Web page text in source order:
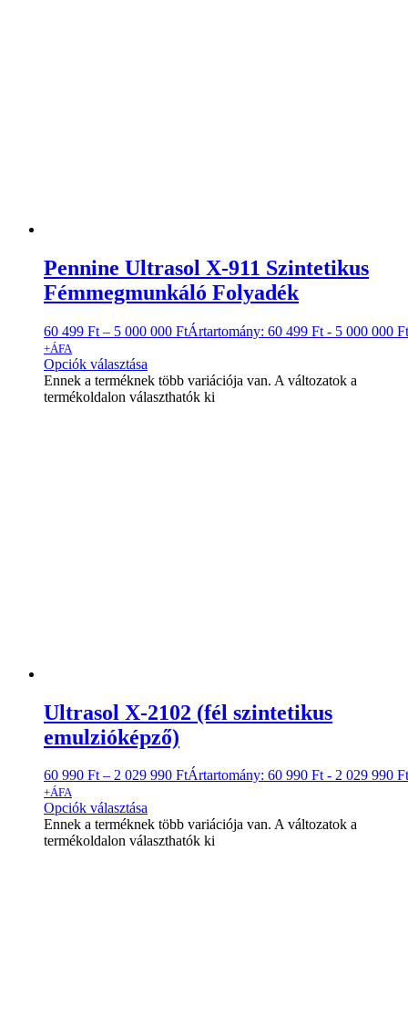
Pennine Ultrasol X-911 Szintetikus
Fémmegmunkáló Folyadék
60 499 Ft – 5 000 000 FtÁrtartomány: 60 499 Ft - 5 000 000 Ft
+ÁFA
Opciók választása
Ennek a terméknek több variációja van. A változatok a
termékoldalon választhatók ki
Ultrasol X-2102 (fél szintetikus
emulzióképző)
60 990 Ft – 2 029 990 FtÁrtartomány: 60 990 Ft - 2 029 990 Ft
+ÁFA
Opciók választása
Ennek a terméknek több variációja van. A változatok a
termékoldalon választhatók ki